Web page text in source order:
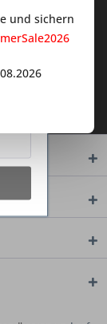
und sichern